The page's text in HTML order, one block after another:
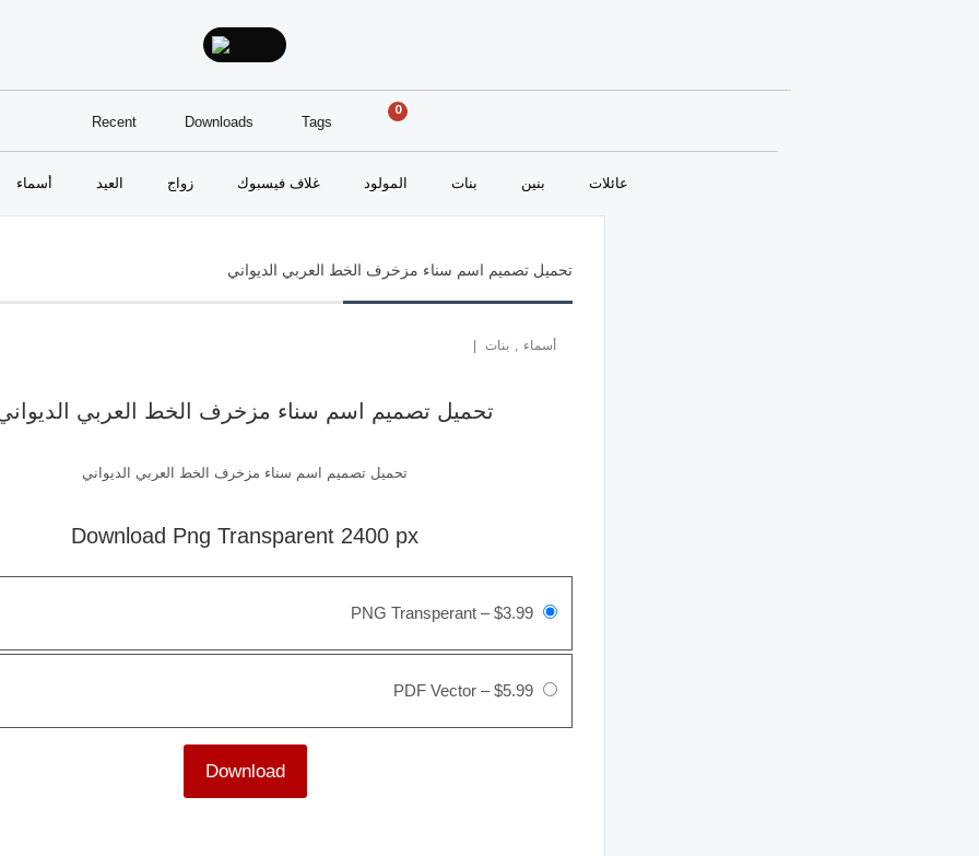
Recent Downloads Tags
0
أسماء العيد زواج غلاف فيسبوك المولود بنات بنين عائلات
تحميل تصميم اسم سناء مزخرف الخط العربي الديواني
أسماء بنات |
تحميل تصميم اسم سناء مزخرف الخط العربي
تحميل تصميم اسم سناء مزخرف الخط العربي الديواني
Download Png Transparent 2400 px
PNG Transperant –$3.99
PDF Vector –$5.99
Download